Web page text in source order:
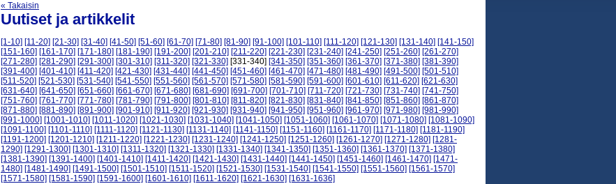
« Takaisin
Uutiset ja artikkelit
[1-10] [11-20] [21-30] [31-40] [41-50] [51-60] [61-70] [71-80] [81-90] [91-100] [101-110] [111-120] [121-130] [131-140] [141-150]
[151-160] [161-170] [171-180] [181-190] [191-200] [201-210] [211-220] [221-230] [231-240] [241-250] [251-260] [261-270]
[271-280] [281-290] [291-300] [301-310] [311-320] [321-330] [331-340] [341-350] [351-360] [361-370] [371-380] [381-390]
[391-400] [401-410] [411-420] [421-430] [431-440] [441-450] [451-460] [461-470] [471-480] [481-490] [491-500] [501-510]
[511-520] [521-530] [531-540] [541-550] [551-560] [561-570] [571-580] [581-590] [591-600] [601-610] [611-620] [621-630]
[631-640] [641-650] [651-660] [661-670] [671-680] [681-690] [691-700] [701-710] [711-720] [721-730] [731-740] [741-750]
[751-760] [761-770] [771-780] [781-790] [791-800] [801-810] [811-820] [821-830] [831-840] [841-850] [851-860] [861-870]
[871-880] [881-890] [891-900] [901-910] [911-920] [921-930] [931-940] [941-950] [951-960] [961-970] [971-980] [981-990]
[991-1000] [1001-1010] [1011-1020] [1021-1030] [1031-1040] [1041-1050] [1051-1060] [1061-1070] [1071-1080] [1081-1090]
[1091-1100] [1101-1110] [1111-1120] [1121-1130] [1131-1140] [1141-1150] [1151-1160] [1161-1170] [1171-1180] [1181-1190]
[1191-1200] [1201-1210] [1211-1220] [1221-1230] [1231-1240] [1241-1250] [1251-1260] [1261-1270] [1271-1280] [1281-
1290] [1291-1300] [1301-1310] [1311-1320] [1321-1330] [1331-1340] [1341-1350] [1351-1360] [1361-1370] [1371-1380]
[1381-1390] [1391-1400] [1401-1410] [1411-1420] [1421-1430] [1431-1440] [1441-1450] [1451-1460] [1461-1470] [1471-
1480] [1481-1490] [1491-1500] [1501-1510] [1511-1520] [1521-1530] [1531-1540] [1541-1550] [1551-1560] [1561-1570]
[1571-1580] [1581-1590] [1591-1600] [1601-1610] [1611-1620] [1621-1630] [1631-1636]